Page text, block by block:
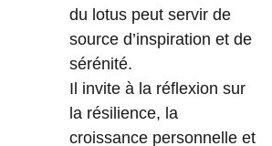
du lotus peut servir de
source d’inspiration et de
sérénité.
Il invite à la réflexion sur
la résilience, la
croissance personnelle et